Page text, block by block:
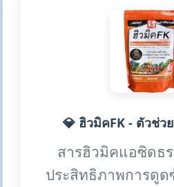
💎 ฮิวมิคFK - ตัวช่ว
สารฮิวมิคแอซิดธ
ประสิทธิภาพการดูด